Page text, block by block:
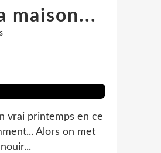
maison...
vrai printemps en ce
Alors on met